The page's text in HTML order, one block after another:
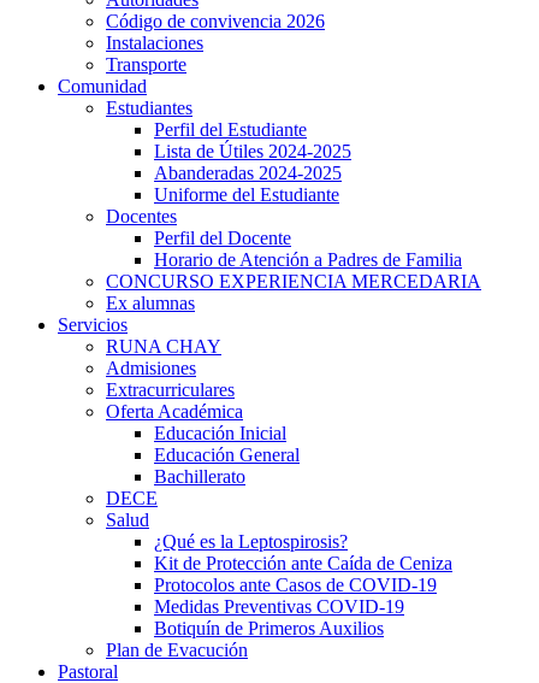
Código de convivencia 2026
Instalaciones
Transporte
Comunidad
Estudiantes
Perfil del Estudiante
Lista de Útiles 2024-2025
Abanderadas 2024-2025
Uniforme del Estudiante
Docentes
Perfil del Docente
Horario de Atención a Padres de Familia
CONCURSO EXPERIENCIA MERCEDARIA
Ex alumnas
Servicios
RUNA CHAY
Admisiones
Extracurriculares
Oferta Académica
Educación Inicial
Educación General
Bachillerato
DECE
Salud
¿Qué es la Leptospirosis?
Kit de Protección ante Caída de Ceniza
Protocolos ante Casos de COVID-19
Medidas Preventivas COVID-19
Botiquín de Primeros Auxilios
Plan de Evacución
Pastoral